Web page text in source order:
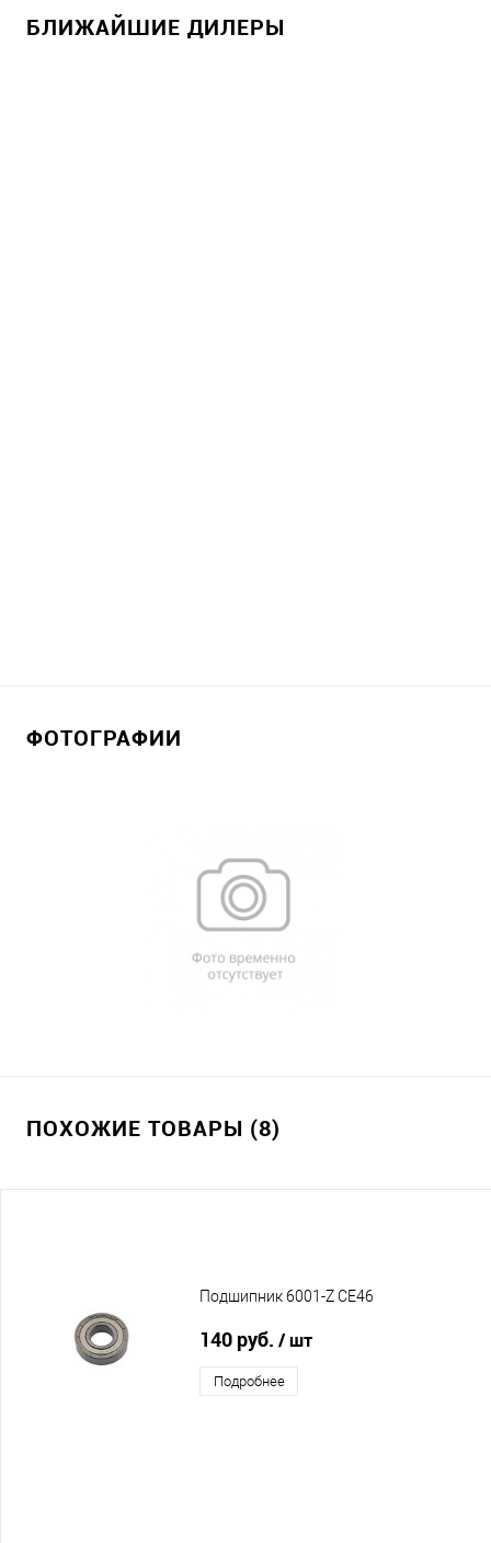
БЛИЖАЙШИЕ ДИЛЕРЫ
ФОТОГРАФИИ
ПОХОЖИЕ ТОВАРЫ (8)
Подшипник 6001-Z CE46
140 руб. / шт
Подробнее